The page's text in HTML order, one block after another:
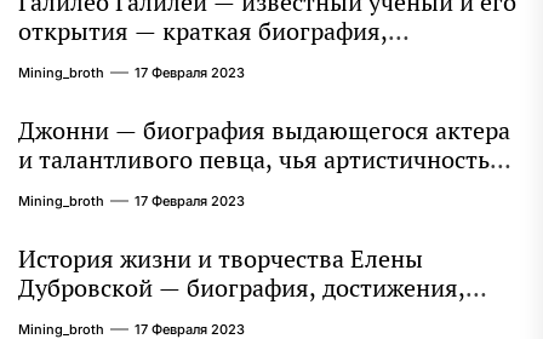
открытия — краткая биография,
достижения и вклад в науку
Mining_broth 17 Февраля 2023
Джонни — биография выдающегося актера
и талантливого певца, чья артистичность
захватывает миллионы сердец
Mining_broth 17 Февраля 2023
История жизни и творчества Елены
Дубровской — биография, достижения,
интересные факты
Mining_broth 17 Февраля 2023